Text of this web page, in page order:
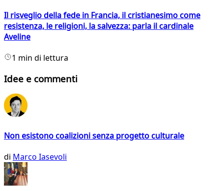
Il risveglio della fede in Francia, il cristianesimo come
resistenza, le religioni, la salvezza: parla il cardinale
Aveline
1 min di lettura
Idee e commenti
Non esistono coalizioni senza progetto culturale
di Marco Iasevoli